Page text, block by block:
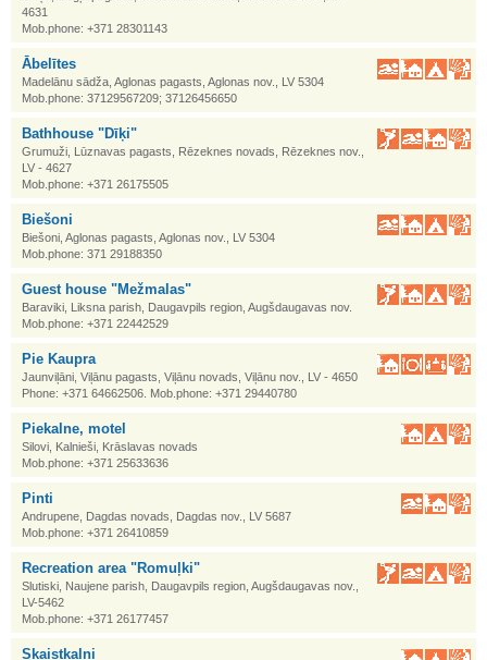
4631
Mob.phone: +371 28301143
Ābelītes
Madelānu sādža, Aglonas pagasts, Aglonas nov., LV 5304
Mob.phone: 37129567209; 37126456650
Bathhouse "Dīķi"
Grumuži, Lūznavas pagasts, Rēzeknes novads, Rēzeknes nov.,
LV - 4627
Mob.phone: +371 26175505
Biešoni
Biešoni, Aglonas pagasts, Aglonas nov., LV 5304
Mob.phone: 371 29188350
Guest house "Mežmalas"
Baraviki, Liksna parish, Daugavpils region, Augšdaugavas nov.
Mob.phone: +371 22442529
Pie Kaupra
Jaunviļāni, Viļānu pagasts, Viļānu novads, Viļānu nov., LV - 4650
Phone: +371 64662506. Mob.phone: +371 29440780
Piekalne, motel
Silovi, Kalnieši, Krāslavas novads
Mob.phone: +371 25633636
Pinti
Andrupene, Dagdas novads, Dagdas nov., LV 5687
Mob.phone: +371 26410859
Recreation area "Romuļki"
Slutiski, Naujene parish, Daugavpils region, Augšdaugavas nov.,
LV-5462
Mob.phone: +371 26177457
Skaistkalni